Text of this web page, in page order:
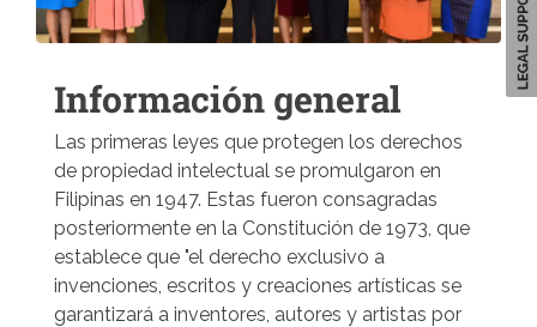
Información general
Las primeras leyes que protegen los derechos
de propiedad intelectual se promulgaron en
Filipinas en 1947. Estas fueron consagradas
posteriormente en la Constitución de 1973, que
establece que "el derecho exclusivo a
invenciones, escritos y creaciones artísticas se
garantizará a inventores, autores y artistas por